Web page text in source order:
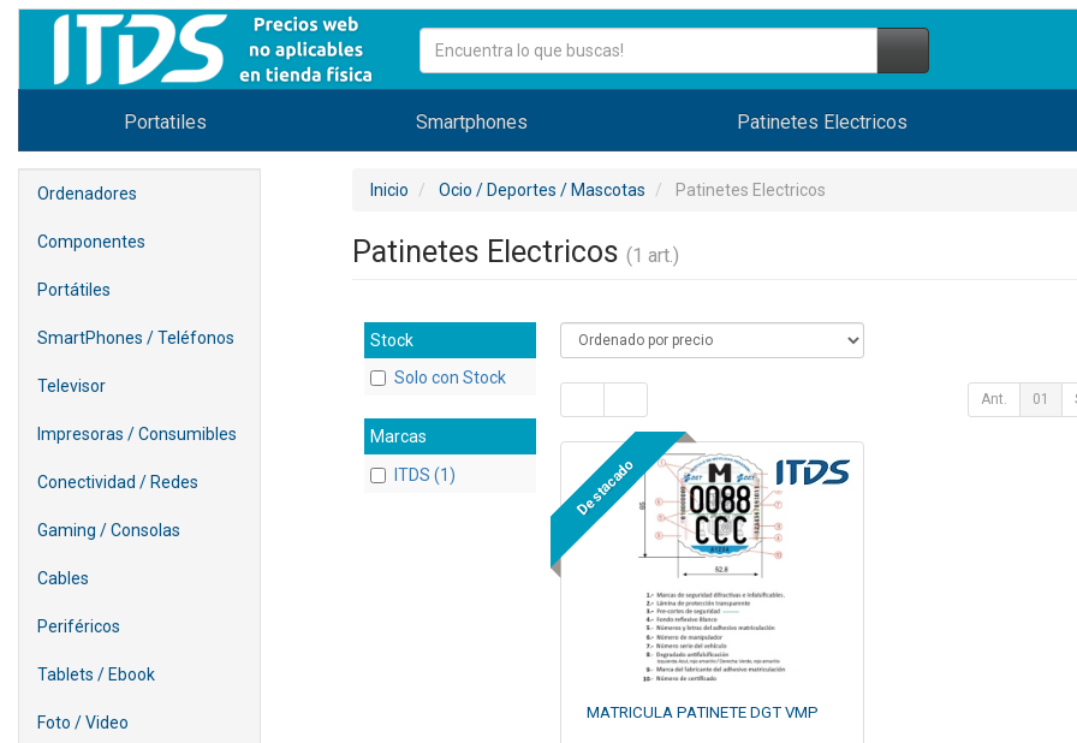
Portatiles Smartphones Patinetes Electricos
Ordenadores
Componentes
Portátiles
SmartPhones / Teléfonos
Televisor
Impresoras / Consumibles
Conectividad / Redes
Gaming / Consolas
Cables
Periféricos
Tablets / Ebook
Foto / Video
Inicio Ocio / Deportes / Mascotas Patinetes Electricos
Patinetes Electricos (1 art.)
Stock
Solo con Stock
Marcas
ITDS (1)
Ant. 01
Destacado
MATRICULA PATINETE DGT VMP